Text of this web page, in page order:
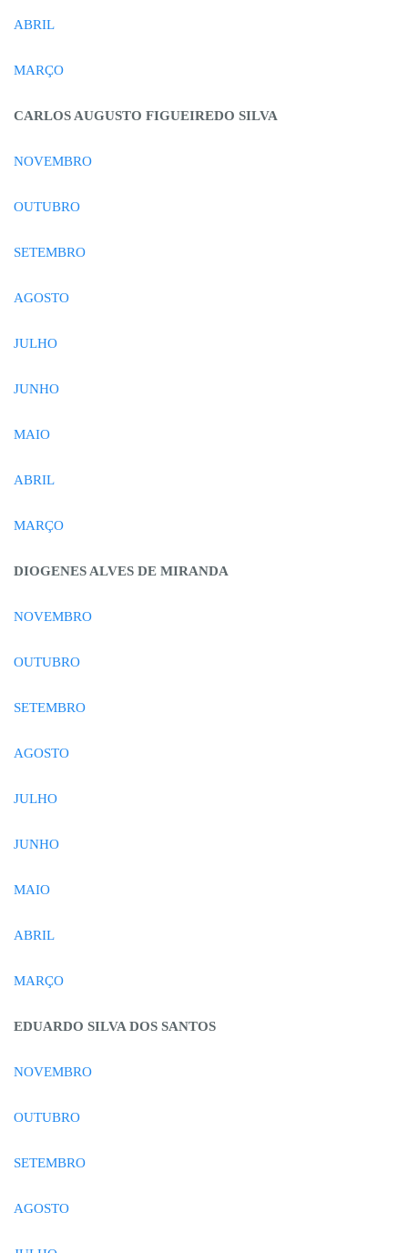
ABRIL
MARÇO
CARLOS AUGUSTO FIGUEIREDO SILVA
NOVEMBRO
OUTUBRO
SETEMBRO
AGOSTO
JULHO
JUNHO
MAIO
ABRIL
MARÇO
DIOGENES ALVES DE MIRANDA
NOVEMBRO
OUTUBRO
SETEMBRO
AGOSTO
JULHO
JUNHO
MAIO
ABRIL
MARÇO
EDUARDO SILVA DOS SANTOS
NOVEMBRO
OUTUBRO
SETEMBRO
AGOSTO